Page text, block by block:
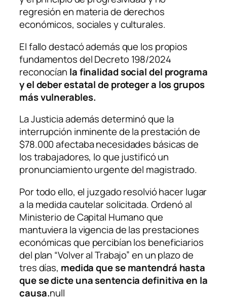
regresión en materia de derechos
económicos, sociales y culturales.
El fallo destacó además que los propios
fundamentos del Decreto 198/2024
reconocían la finalidad social del programa
y el deber estatal de proteger a los grupos
más vulnerables.
La Justicia además determinó que la
interrupción inminente de la prestación de
$78.000 afectaba necesidades básicas de
los trabajadores, lo que justificó un
pronunciamiento urgente del magistrado.
Por todo ello, el juzgado resolvió hacer lugar
a la medida cautelar solicitada. Ordenó al
Ministerio de Capital Humano que
mantuviera la vigencia de las prestaciones
económicas que percibían los beneficiarios
del plan “Volver al Trabajo” en un plazo de
tres días, medida que se mantendrá hasta
que se dicte una sentencia definitiva en la
causa.null